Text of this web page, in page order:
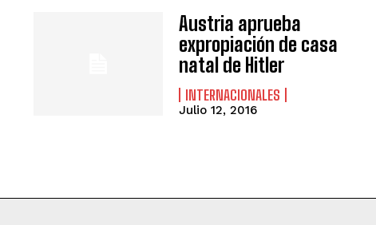
Austria aprueba
expropiación de casa
natal de Hitler
INTERNACIONALES
Julio 12, 2016